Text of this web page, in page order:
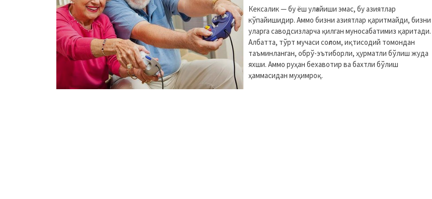
Кексалик — бу ёш улғайиши эмас, бу азиятлар
кўпайишидир. Аммо бизни азиятлар қаритмайди, бизни
уларга саводсизларча қилган муносабатимиз қаритади.
Албатта, тўрт мучаси соғлом, иқтисодий томондан
таъминланган, обрў-эътиборли, ҳурматли бўлиш жуда
яхши. Аммо руҳан бехавотир ва бахтли бўлиш
ҳаммасидан муҳимроқ.